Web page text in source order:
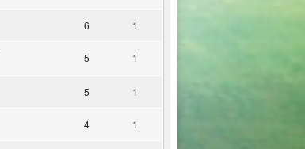
6 1
5 1
5 1
4 1